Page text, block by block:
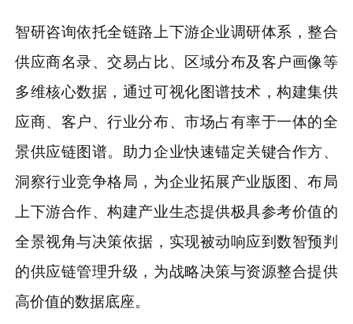
智研咨询依托全链路上下游企业调研体系，整合
供应商名录、交易占比、区域分布及客户画像等
多维核心数据，通过可视化图谱技术，构建集供
应商、客户、行业分布、市场占有率于一体的全
景供应链图谱。助力企业快速锚定关键合作方、
洞察行业竞争格局，为企业拓展产业版图、布局
上下游合作、构建产业生态提供极具参考价值的
全景视角与决策依据，实现被动响应到数智预判
的供应链管理升级，为战略决策与资源整合提供
高价值的数据底座。